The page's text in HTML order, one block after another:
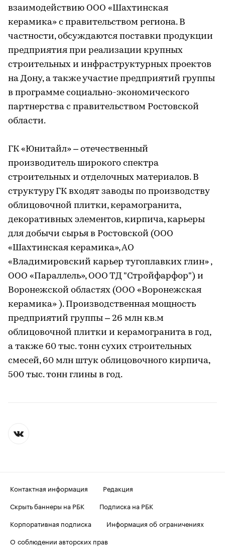
взаимодействию ООО «Шахтинская
керамика» с правительством региона. В
частности, обсуждаются поставки продукции
предприятия при реализации крупных
строительных и инфраструктурных проектов
на Дону, а также участие предприятий группы
в программе социально-экономического
партнерства с правительством Ростовской
области.
ГК «Юнитайл» – отечественный
производитель широкого спектра
строительных и отделочных материалов. В
структуру ГК входят заводы по производству
облицовочной плитки, керамогранита,
декоративных элементов, кирпича, карьеры
для добычи сырья в Ростовской (ООО
«Шахтинская керамика», АО
«Владимировский карьер тугоплавких глин» ,
ООО «Параллель», ООО ТД "Стройфарфор") и
Воронежской областях (ООО «Воронежская
керамика» ). Производственная мощность
предприятий группы – 26 млн кв.м
облицовочной плитки и керамогранита в год,
а также 60 тыс. тонн сухих строительных
смесей, 60 млн штук облицовочного кирпича,
500 тыс. тонн глины в год.
Контактная информация
Редакция
Скрыть баннеры на РБК
Подписка на РБК
Корпоративная подписка
Информация об ограничениях
О соблюдении авторских прав